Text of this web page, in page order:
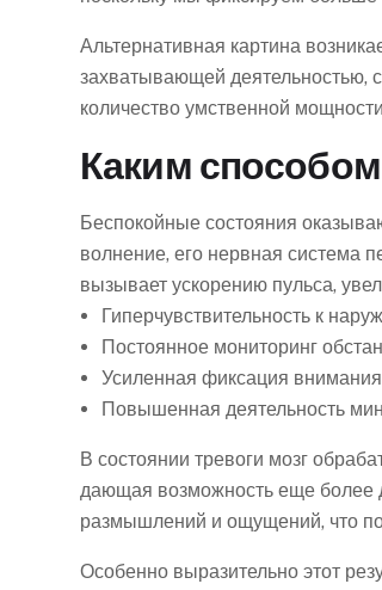
Альтернативная картина
захватывающей деятельностью,
количество умственной
Каким
Беспокойные состояния
волнение, его нервная система
вызывает ускорению пульса,
Гиперчувствительность к
Постоянное мониторинг
Усиленная фиксация
Повышенная деятельность
В состоянии тревоги мозг
дающая возможность еще более
размышлений и ощущений, что
Особенно выразительно этот